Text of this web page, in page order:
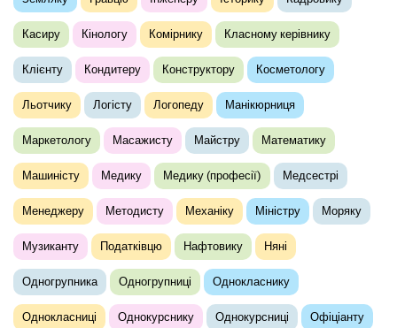
Касиру Кінологу Комірнику Класному керівнику
Клієнту Кондитеру Конструктору Косметологу
Льотчику Логісту Логопеду Манікюрниця
Маркетологу Масажисту Майстру Математику
Машиністу Медику Медику (професії) Медсестрі
Менеджеру Методисту Механіку Міністру Моряку
Музиканту Податківцю Нафтовику Няні
Одногрупника Одногрупниці Однокласнику
Однокласниці Однокурснику Однокурсниці Офіціанту